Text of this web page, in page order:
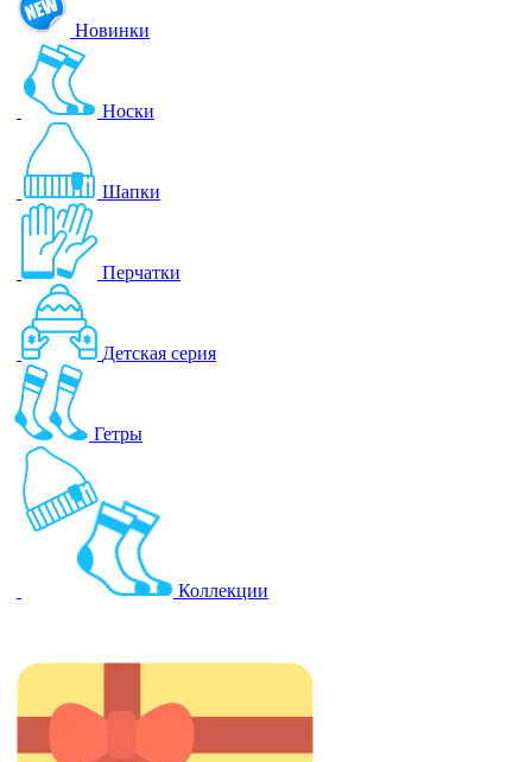
Новинки
Носки
Шапки
Перчатки
Детская серия
Гетры
Коллекции